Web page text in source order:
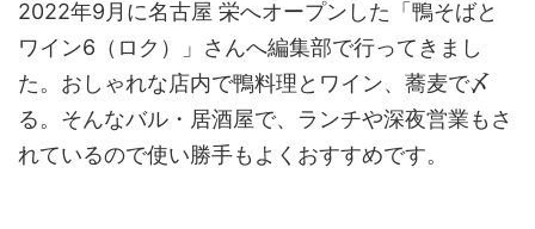
2022年9月に名古屋 栄へオープンした「鴨そばと
ワイン6（ロク）」さんへ編集部で行ってきまし
た。おしゃれな店内で鴨料理とワイン、蕎麦で〆
る。そんなバル・居酒屋で、ランチや深夜営業もさ
れているので使い勝手もよくおすすめです。